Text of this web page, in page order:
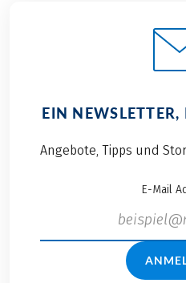
EIN
Angebote, Tipps und
E-Mail